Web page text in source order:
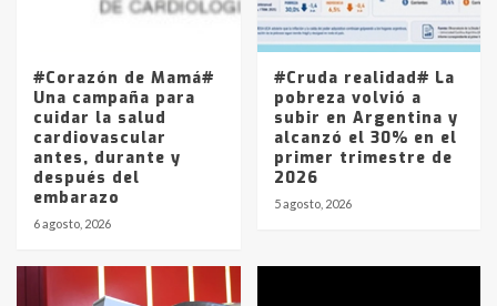
Los precios de los combustibles en
La Pampa, desde YPF hasta Axion
entre 857 a 1338 pesos
#Corazón de Mamá#
Una campaña para
cuidar la salud
cardiovascular
antes, durante y
después del
embarazo
6 agosto, 2026
#Cruda realidad# La
pobreza volvió a
subir en Argentina y
alcanzó el 30% en el
primer trimestre de
2026
5 agosto, 2026